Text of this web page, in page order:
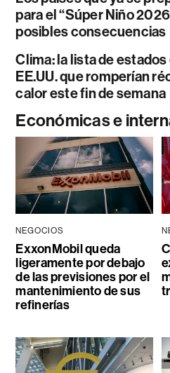
para el “Súper Niño
posibles consecuencias
Clima: la lista de estados
EE.UU. que romperían
calor este fin de semana
Económicas e
NEGOCIOS
ExxonMobil queda
ligeramente por debajo
de las previsiones por el
mantenimiento de sus
refinerías